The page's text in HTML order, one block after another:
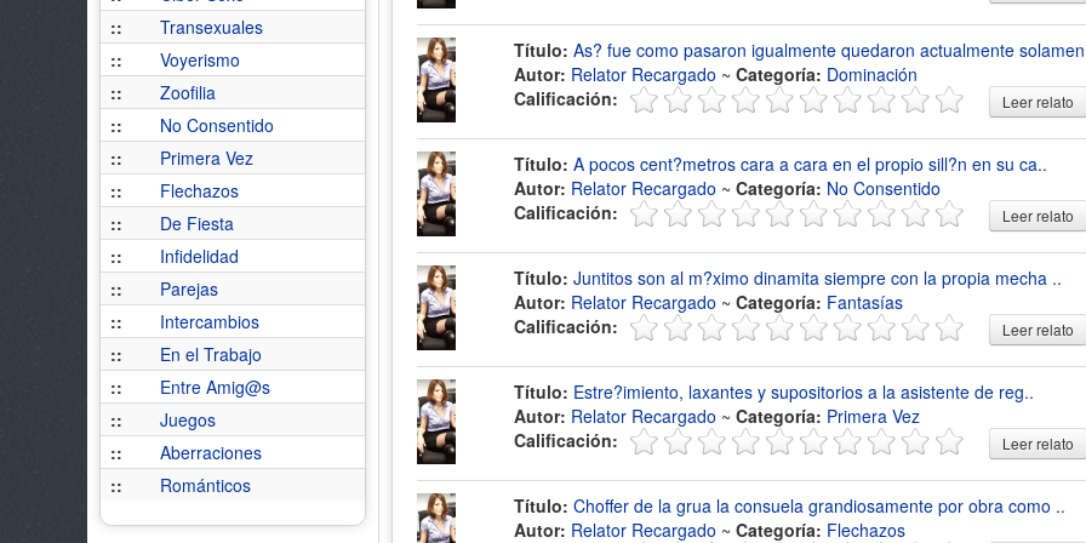
::
Transexuales
::
Voyerismo
::
Zoofilia
::
No Consentido
::
Primera Vez
::
Flechazos
::
De Fiesta
::
Infidelidad
::
Parejas
::
Intercambios
::
En el Trabajo
::
Entre Amig@s
::
Juegos
::
Aberraciones
::
Románticos
Título: As? fue como pasaron igualmente quedaron actualmente
Autor: Relator Recargado ~ Categoría: Dominación
Calificación:
Leer relato
Título: A pocos cent?metros cara a cara en el propio sill?n en su ca..
Autor: Relator Recargado ~ Categoría: No Consentido
Calificación:
Leer relato
Título: Juntitos son al m?ximo dinamita siempre con la propia mecha ..
Autor: Relator Recargado ~ Categoría: Fantasías
Calificación:
Leer relato
Título: Estre?imiento, laxantes y supositorios a la asistente de reg..
Autor: Relator Recargado ~ Categoría: Primera Vez
Calificación:
Leer relato
Título: Choffer de la grua la consuela grandiosamente por obra como ..
Autor: Relator Recargado ~ Categoría: Flechazos